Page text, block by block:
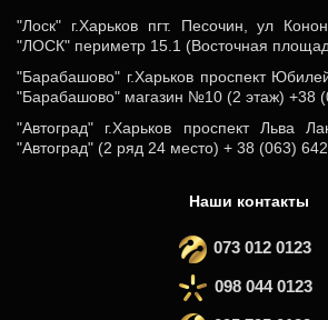
"Лоск" г.Харьков пгт. Песочин, ул
"ЛОСК" периметр 15.1 (Восточная
"Барабашово" г.Харьков проспект
"Барабашово" магазин №10 (2 этаж) +38
"Автоград" г.Харьков проспект Льва
"Автоград" (2 ряд 24 место) + 38 (063)
Наши контакты
073 012 0123
098 044 0123